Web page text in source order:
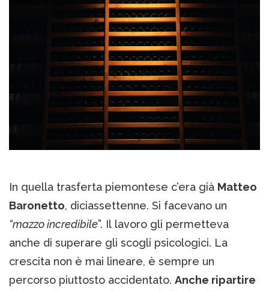
In quella trasferta piemontese c’era già Matteo
Baronetto, diciassettenne. Si facevano un
“mazzo incredibile”. Il lavoro gli permetteva
anche di superare gli scogli psicologici. La
crescita non è mai lineare, è sempre un
percorso piuttosto accidentato. Anche ripartire